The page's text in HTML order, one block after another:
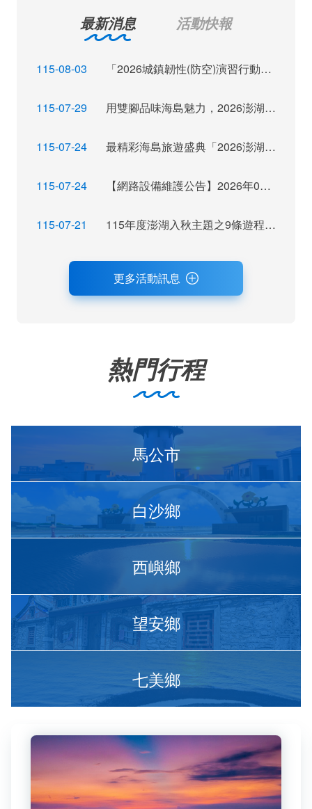
最新消息
115-08-03 「2026城鎮韌性(防空)演習行動網路降速演練」訊息布達
115-07-29 用雙腳品味海島魅力，2026澎湖秋季觀光運動休閒主題活動報名倒數
115-07-24 最精彩海島旅遊盛典「2026澎湖秋瘋季」魅力登場
115-07-24 【網路設備維護公告】2026年07月28日（二）22：00~ 24:00 屆時將暫停網站服務，不便之處，尚祈見諒。
115-07-21 115年度澎湖入秋主題之9條遊程獲選，攜手業者拓展旅遊市場及客源
更多活動訊息
活動快報
熱門行程
馬公市
白沙鄉
西嶼鄉
望安鄉
七美鄉